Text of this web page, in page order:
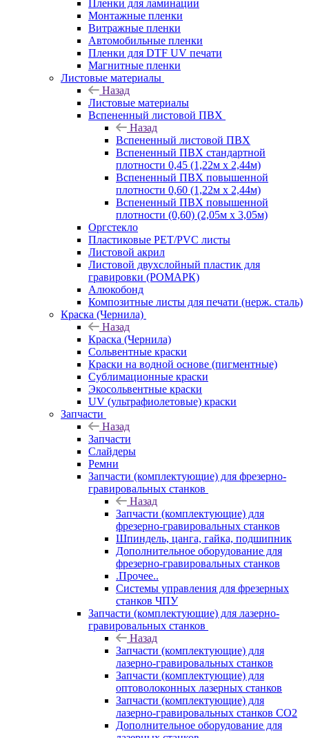
Пленки для ламинации
Монтажные пленки
Витражные пленки
Автомобильные пленки
Пленки для DTF UV печати
Магнитные пленки
Листовые материалы
Назад
Листовые материалы
Вспененный листовой ПВХ
Назад
Вспененный листовой ПВХ
Вспененный ПВХ стандартной
плотности 0,45 (1,22м х 2,44м)
Вспененный ПВХ повышенной
плотности 0,60 (1,22м х 2,44м)
Вспененный ПВХ повышенной
плотности (0,60) (2,05м х 3,05м)
Оргстекло
Пластиковые PET/PVC листы
Листовой акрил
Листовой двухслойный пластик для
гравировки (РОМАРК)
Алюкобонд
Композитные листы для печати (нерж. сталь)
Краска (Чернила)
Назад
Краска (Чернила)
Сольвентные краски
Краски на водной основе (пигментные)
Сублимационные краски
Экосольвентные краски
UV (ультрафиолетовые) краски
Запчасти
Назад
Запчасти
Слайдеры
Ремни
Запчасти (комплектующие) для фрезерно-
гравировальных станков
Назад
Запчасти (комплектующие) для
фрезерно-гравировальных станков
Шпиндель, цанга, гайка, подшипник
Дополнительное оборудование для
фрезерно-гравировальных станков
.Прочее..
Системы управления для фрезерных
станков ЧПУ
Запчасти (комплектующие) для лазерно-
гравировальных станков
Назад
Запчасти (комплектующие) для
лазерно-гравировальных станков
Запчасти (комплектующие) для
оптоволоконных лазерных станков
Запчасти (комплектующие) для
лазерно-гравировальных станков CO2
Дополнительное оборудование для